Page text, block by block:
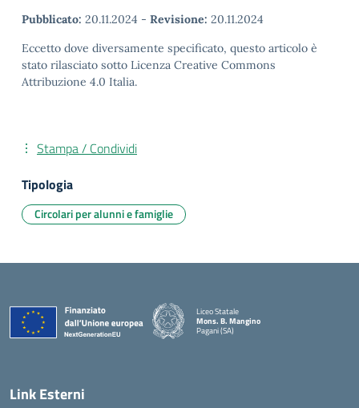
Pubblicato: 20.11.2024 - Revisione: 20.11.2024
Eccetto dove diversamente specificato, questo articolo è
stato rilasciato sotto Licenza Creative Commons
Attribuzione 4.0 Italia.
Stampa / Condividi
Tipologia
Circolari per alunni e famiglie
Liceo Statale
Mons. B. Mangino
Pagani (SA)
— Visita la pagina iniziale della scuola
Link Esterni